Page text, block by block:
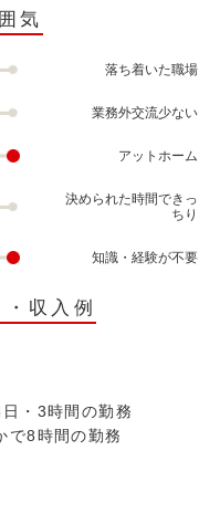
気
落ち着いた職場
業務外交流少ない
アットホーム
決められた時間できっ
ちり
知識・経験が不要
収入例
・3時間の勤務
で8時間の勤務